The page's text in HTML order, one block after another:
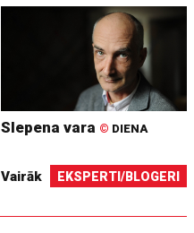
Slepena vara © DIENA
Vairāk EKSPERTI/BLOGERI